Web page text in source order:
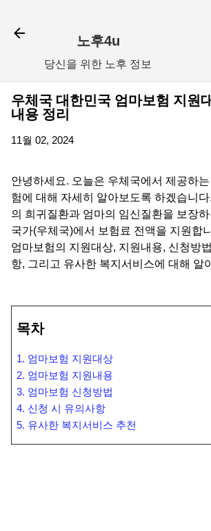
노후4u
당신을 위한 노후 정보
우체국 대한민국 엄마보험 지원
내용 정리
11월 02, 2024
안녕하세요. 오늘은 우체국에서 제공하
험에 대해 자세히 알아보도록 하겠습니
의 희귀질환과 엄마의 임신질환을 보장
국가(우체국)에서 보험료 전액을 지원합
엄마보험의 지원대상, 지원내용, 신청방
항, 그리고 유사한 복지서비스에 대해 알
목차
1. 엄마보험 지원대상
2. 엄마보험 지원내용
3. 엄마보험 신청방법
4. 신청 시 유의사항
5. 유사한 복지서비스 추천